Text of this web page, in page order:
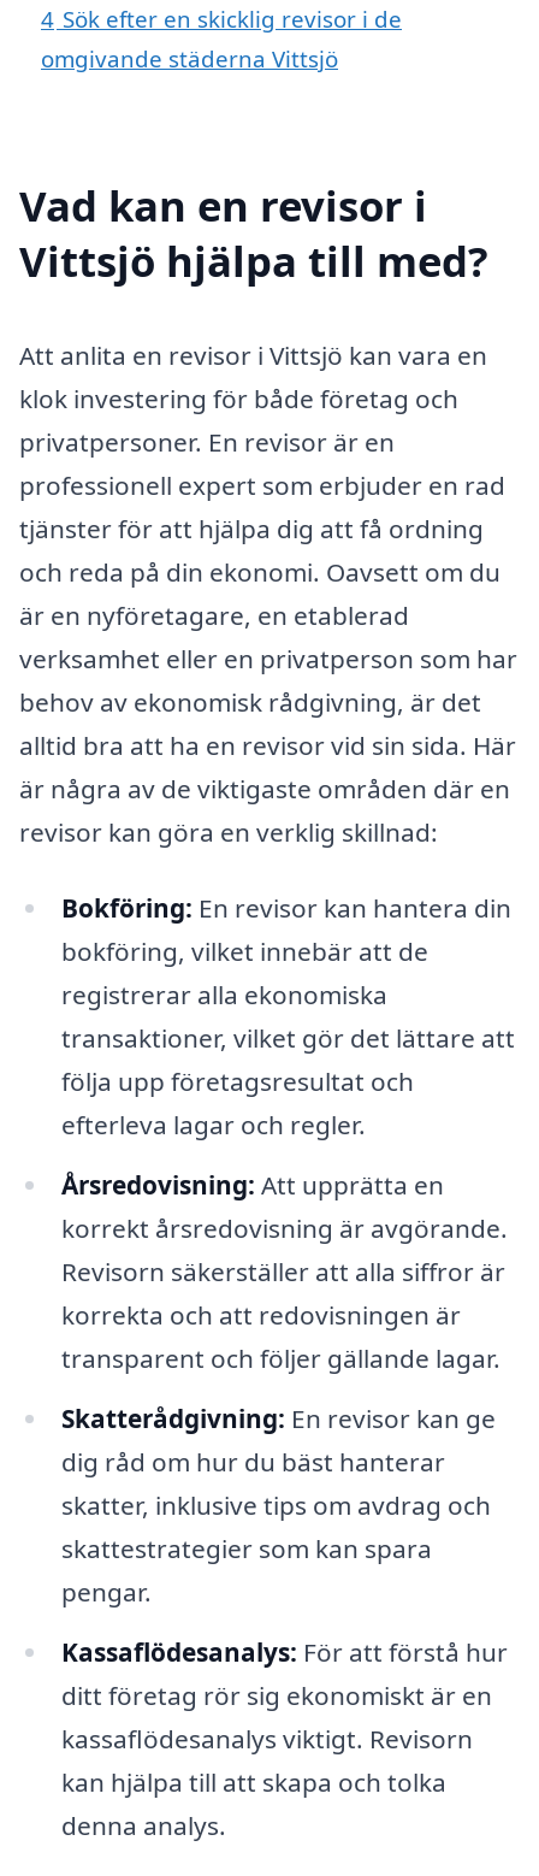
4 Sök efter en skicklig revisor i de
omgivande städerna Vittsjö
Vad kan en revisor i
Vittsjö hjälpa till med?
Att anlita en revisor i Vittsjö kan vara en
klok investering för både företag och
privatpersoner. En revisor är en
professionell expert som erbjuder en rad
tjänster för att hjälpa dig att få ordning
och reda på din ekonomi. Oavsett om du
är en nyföretagare, en etablerad
verksamhet eller en privatperson som har
behov av ekonomisk rådgivning, är det
alltid bra att ha en revisor vid sin sida. Här
är några av de viktigaste områden där en
revisor kan göra en verklig skillnad:
Bokföring: En revisor kan hantera din
bokföring, vilket innebär att de
registrerar alla ekonomiska
transaktioner, vilket gör det lättare att
följa upp företagsresultat och
efterleva lagar och regler.
Årsredovisning: Att upprätta en
korrekt årsredovisning är avgörande.
Revisorn säkerställer att alla siffror är
korrekta och att redovisningen är
transparent och följer gällande lagar.
Skatterådgivning: En revisor kan ge
dig råd om hur du bäst hanterar
skatter, inklusive tips om avdrag och
skattestrategier som kan spara
pengar.
Kassaflödesanalys: För att förstå hur
ditt företag rör sig ekonomiskt är en
kassaflödesanalys viktigt. Revisorn
kan hjälpa till att skapa och tolka
denna analys.